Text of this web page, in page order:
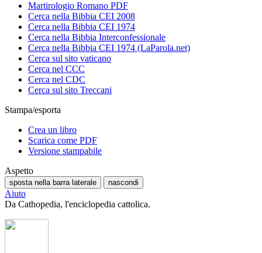
Martirologio Romano PDF
Cerca nella Bibbia CEI 2008
Cerca nella Bibbia CEI 1974
Cerca nella Bibbia Interconfessionale
Cerca nella Bibbia CEI 1974 (LaParola.net)
Cerca sul sito vaticano
Cerca nel CCC
Cerca nel CDC
Cerca sul sito Treccani
Stampa/esporta
Crea un libro
Scarica come PDF
Versione stampabile
Aspetto
sposta nella barra laterale nascondi
Aiuto
Da Cathopedia, l'enciclopedia cattolica.